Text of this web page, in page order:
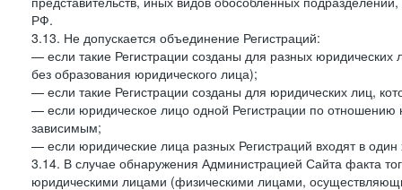
РФ.
3.13. Не допускается объединение Регистраций:
— если такие Регистрации созданы для разных
без образования юридического лица);
— если такие Регистрации созданы для юридических лиц,
— если юридическое лицо одной Регистрации по отношению
зависимым;
— если юридические лица разных Регистраций входят в
3.14. В случае обнаружения Администрацией Сайта факта
юридическими лицами (физическими лицами,